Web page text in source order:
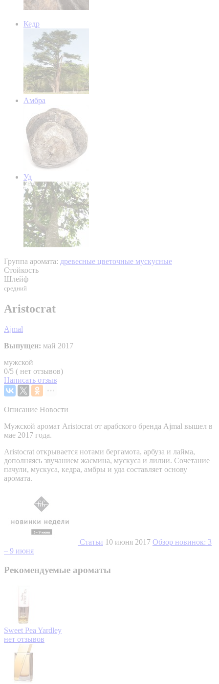
Кедр
Амбра
Уд
Группа аромата: древесные цветочные мускусные
Стойкость
Шлейф
средний
Aristocrat
Ajmal
Выпущен: май 2017
мужской
0/5 ( нет отзывов)
Написать отзыв
Описание Новости
Мужской аромат Aristocrat от арабского бренда Ajmal вышел в
мае 2017 года.
Aristocrat открывается нотами бергамота, арбуза и лайма,
дополняясь звучанием жасмина, мускуса и лилии. Сочетание
пачули, мускуса, кедра, амбры и уда составляет основу
аромата.
Статьи 10 июня 2017 Обзор новинок: 3
– 9 июня
Рекомендуемые ароматы
Sweet Pea Yardley
нет отзывов